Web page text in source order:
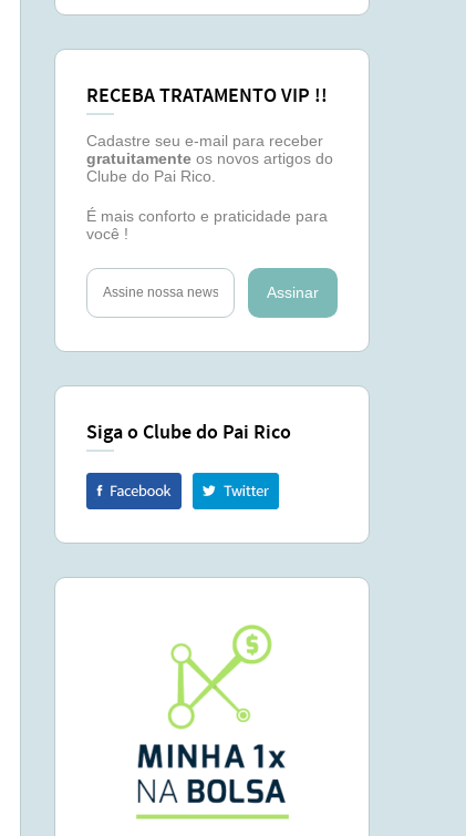
RECEBA TRATAMENTO VIP !!
Cadastre seu e-mail para receber
gratuitamente os novos artigos do
Clube do Pai Rico.
É mais conforto e praticidade para
você !
Assinar
Siga o Clube do Pai Rico